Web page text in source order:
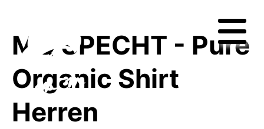
MQ SPECHT - Pure
Organic Shirt
Herren